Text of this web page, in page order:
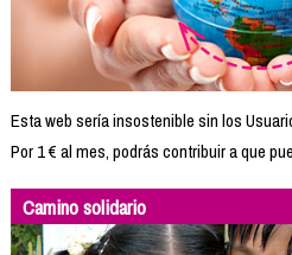
Esta web sería insostenible sin los
Por 1 € al mes, podrás contribuir a que
Camino solidario